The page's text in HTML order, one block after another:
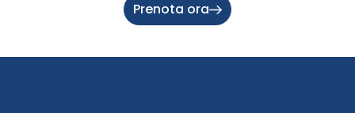
Prenota ora